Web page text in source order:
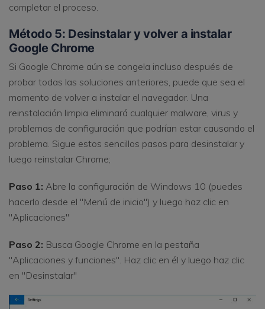
completar el proceso.
Método 5: Desinstalar y volver a instalar
Google Chrome
Si Google Chrome aún se congela incluso después de
probar todas las soluciones anteriores, puede que sea el
momento de volver a instalar el navegador. Una
reinstalación limpia eliminará cualquier malware, virus y
problemas de configuración que podrían estar causando el
problema. Sigue estos sencillos pasos para desinstalar y
luego reinstalar Chrome;
Paso 1: Abre la configuración de Windows 10 (puedes
hacerlo desde el "Menú de inicio") y luego haz clic en
"Aplicaciones"
Paso 2: Busca Google Chrome en la pestaña
"Aplicaciones y funciones". Haz clic en él y luego haz clic
en "Desinstalar"